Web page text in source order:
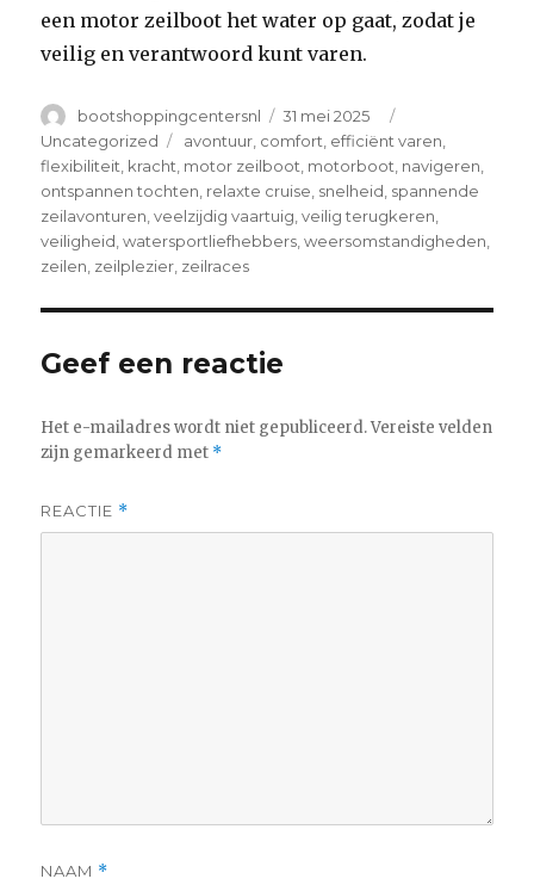
een motor zeilboot het water op gaat, zodat je
veilig en verantwoord kunt varen.
Author
bootshoppingcentersnl
Posted
on
31 mei 2025
Uncategorized
Tags
avontuur comfort efficiënt varen
flexibiliteit kracht motor zeilboot motorboot navigeren
ontspannen tochten relaxte cruise snelheid spannende
zeilavonturen ,veelzijdig vaartuig ,veilig terugkeren
veiligheid ,watersportliefhebbers ,weersomstandigheden
zeilen zeilplezier zeilraces
Geef een reactie
Het e-mailadres wordt niet gepubliceerd. Vereiste velden
zijn gemarkeerd met *
REACTIE *
NAAM *